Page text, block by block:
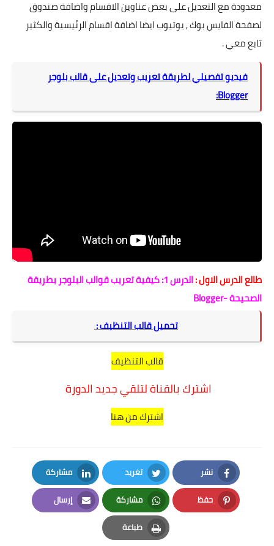
معدودة مع التعديل على بعض عناوين الاقسام واضافة صندوق
لصفحة الفايس بوك , يوتيوب ايضا اضافة اقسام الرئيسية والكثير
تابع معي .
فيديو تفصيلي لطريقة تعريب وتعديل على قالب بلوجر
Blogger:
طالع الدرس الاول :
الدرس 1: كيفية تعريب قوالب البلوجر بطريقة
الصحيحة -Blogger
تحميل قالب التنظيف :
قالب التنظيف
اشترك بالقناة لتلقي جديد الدورة
اشترك من هنا
نشر
Facebook
تغريد
Twitter
مشاركة
LinkedIn
حفظ
Pinterest
مشاركة
Whatsapp
إرسال
Email
طباعة
Print